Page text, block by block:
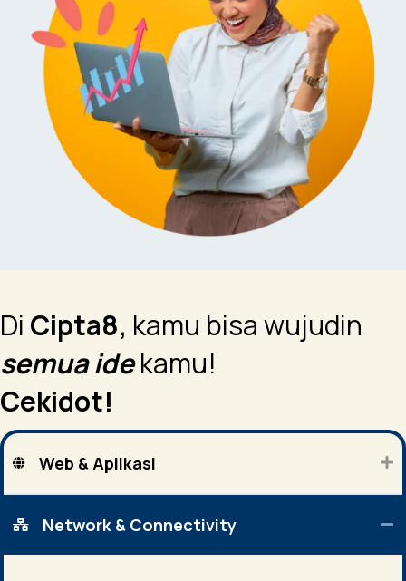
Di Cipta8, kamu bisa wujudin
semua idekamu!
Cekidot!
Web & Aplikasi
Network & Connectivity